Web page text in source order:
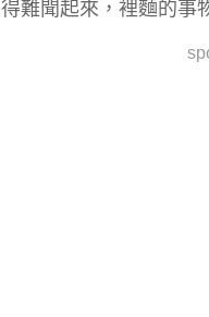
得難聞起來，裡麵的事